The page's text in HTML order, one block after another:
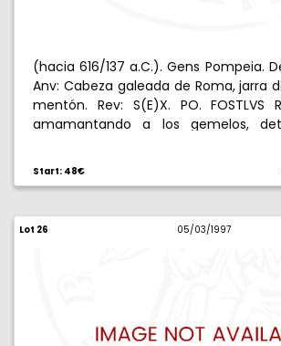
(hacia 616/137 a.C.). Gens Pompeia.
Anv: Cabeza galeada de Roma, jarra
mentón. Rev: S(E)X. PO. FOSTLVS
amamantando a los gemelos,
Start: 48€
Lot 26 05/03/1997